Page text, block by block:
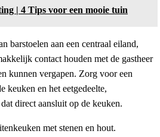
| 4 Tips voor een mooie tuin
barstoelen aan een centraal eiland,
contact houden met de gastheer
kunnen vergapen. Zorg voor een
keuken en het eetgedeelte,
direct aansluit op de keuken.